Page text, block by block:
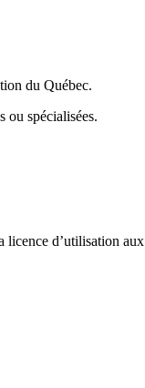
du Québec.
ou spécialisées.
licence d’utilisation aux